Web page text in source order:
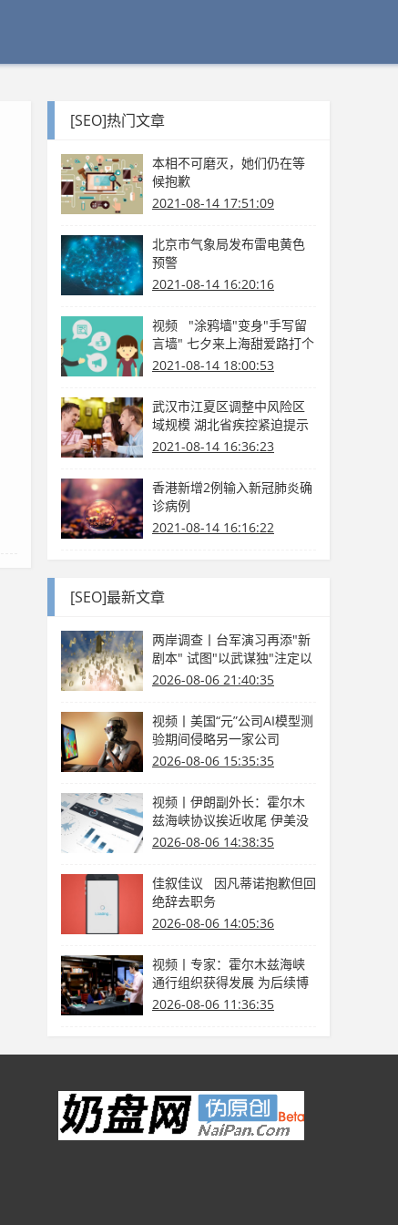
[SEO]热门文章
本相不可磨灭，她们仍在等
候抱歉
2021-08-14 17:51:09
北京市气象局发布雷电黄色
预警
2021-08-14 16:20:16
视频 "涂鸦墙"变身"手写留
言墙" 七夕来上海甜爱路打个
卡吧
2021-08-14 18:00:53
武汉市江夏区调整中风险区
域规模 湖北省疾控紧迫提示
2021-08-14 16:36:23
香港新增2例输入新冠肺炎确
诊病例
2021-08-14 16:16:22
[SEO]最新文章
两岸调查丨台军演习再添"新
剧本" 试图"以武谋独"注定以
卵击石
2026-08-06 21:40:35
视频丨美国“元”公司AI模型测
验期间侵略另一家公司
2026-08-06 15:35:35
视频丨伊朗副外长：霍尔木
兹海峡协议挨近收尾 伊美没
有商洽
2026-08-06 14:38:35
佳叙佳议 因凡蒂诺抱歉但回
绝辞去职务
2026-08-06 14:05:36
视频丨专家：霍尔木兹海峡
通行组织获得发展 为后续博
弈供给缓冲期
2026-08-06 11:36:35